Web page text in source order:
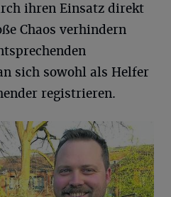
ihren Einsatz direkt
Chaos verhindern
sich sowohl als Helfer
registrieren.